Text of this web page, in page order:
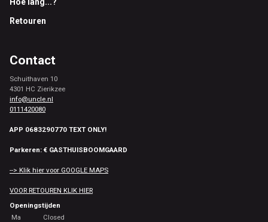
Retouren
Contact
Schuithaven 10
4301 HC Zierikzee
info@uncle.nl
0111420080
APP 0683290770 TEXT ONLY!
Parkeren: € GASTHUISBOOMGAARD
--> Klik hier voor GOOGLE MAPS
VOOR RETOUREN KLIK HIER
Openingstijden
Ma
Closed